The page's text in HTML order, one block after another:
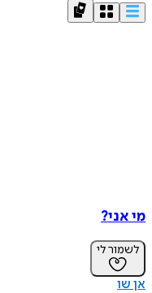
מי אני?
לשמור לי
אן שו